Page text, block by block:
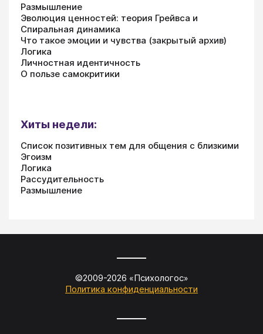
Размышление
Эволюция ценностей: теория Грейвса и
Спиральная динамика
Что такое эмоции и чувства (закрытый архив)
Логика
Личностная идентичность
О пользе самокритики
Хиты недели:
Список позитивных тем для общения с близкими
Эгоизм
Логика
Рассудительность
Размышление
©2009-2026 «Психологос»
Политика конфиденциальности